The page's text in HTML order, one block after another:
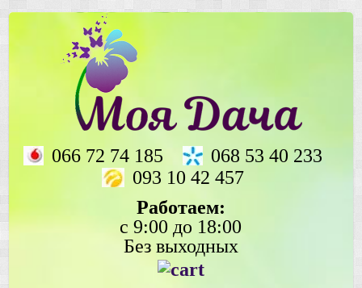
066 72 74 185
068 53 40 233
093 10 42 457
Работаем:
с 9:00 до 18:00
Без выходных